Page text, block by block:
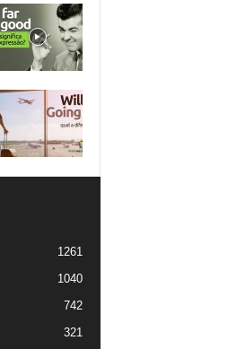
1261
1040
742
321